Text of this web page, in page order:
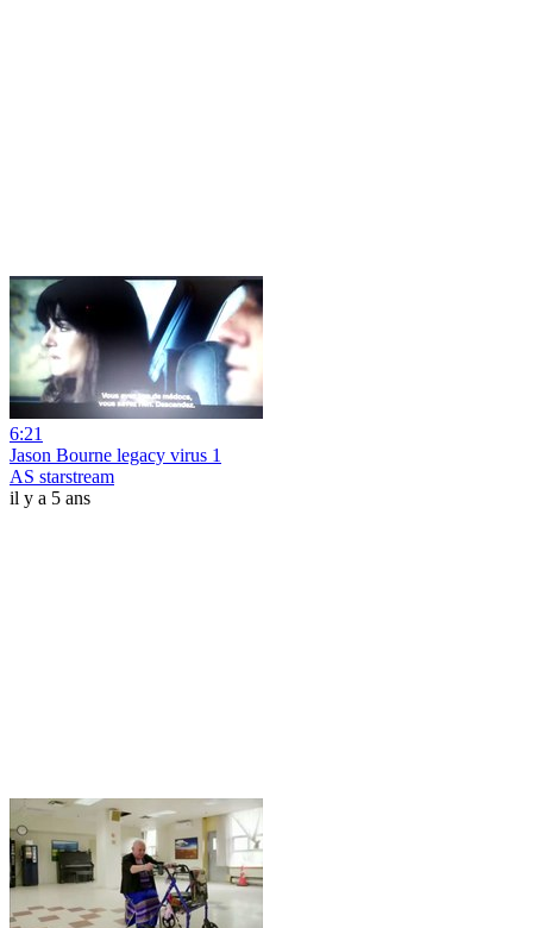
6:21
Jason Bourne legacy virus 1
AS starstream
il y a 5 ans